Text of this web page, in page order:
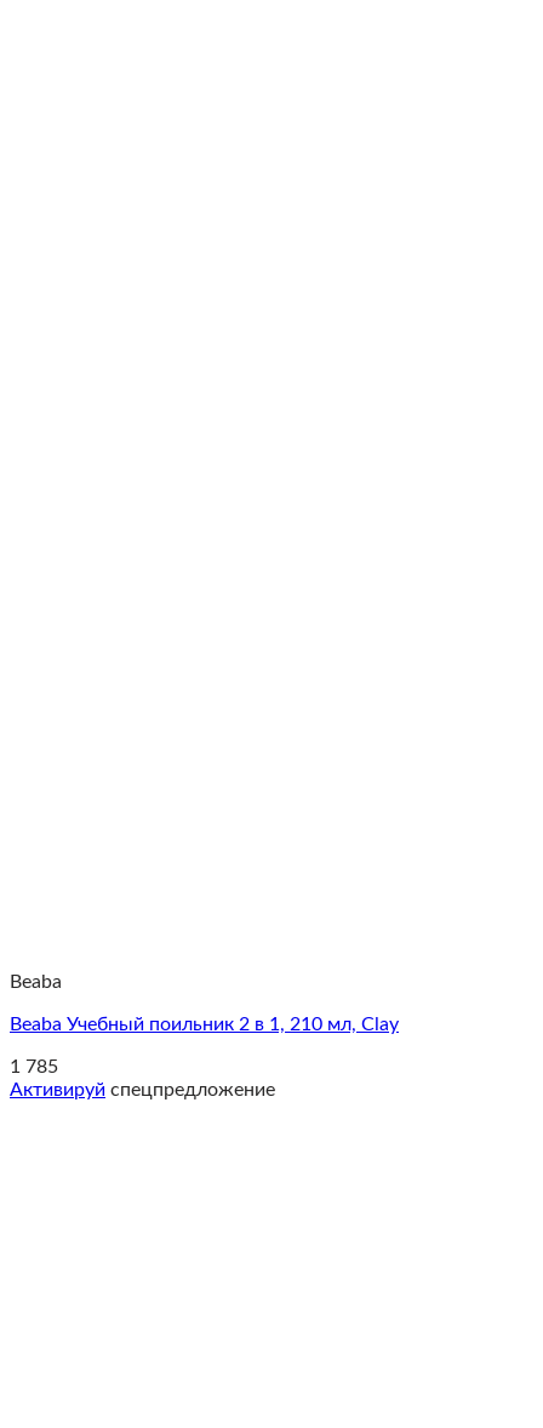
Beaba
Beaba Учебный поильник 2 в 1, 210 мл, Clay
1 785
Активируй спецпредложение